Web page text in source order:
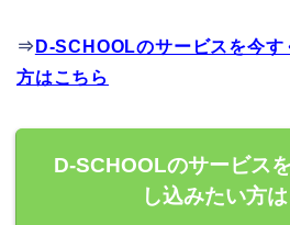
⇒ D-SCHOOLのサービスを今
方はこちら
D-SCHOOLのサービス
し込みたい方